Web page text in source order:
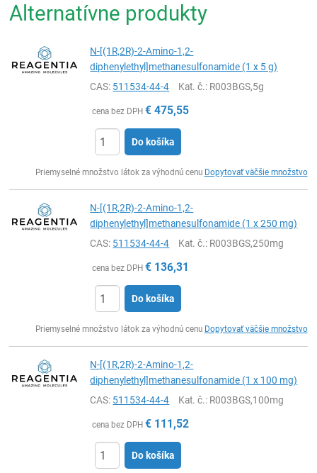
Alternatívne produkty
N-[(1R,2R)-2-Amino-1,2-
diphenylethyl]methanesulfonamide (1 x 5 g)
CAS: 511534-44-4 Kat. č.: R003BGS,5g
cena bez DPH € 475,55
Do košíka
Priemyselné množstvo látok za výhodnú cenu Dopytovať väčšie množstvo
N-[(1R,2R)-2-Amino-1,2-
diphenylethyl]methanesulfonamide (1 x 250 mg)
CAS: 511534-44-4 Kat. č.: R003BGS,250mg
cena bez DPH € 136,31
Do košíka
Priemyselné množstvo látok za výhodnú cenu Dopytovať väčšie množstvo
N-[(1R,2R)-2-Amino-1,2-
diphenylethyl]methanesulfonamide (1 x 100 mg)
CAS: 511534-44-4 Kat. č.: R003BGS,100mg
cena bez DPH € 111,52
Do košíka